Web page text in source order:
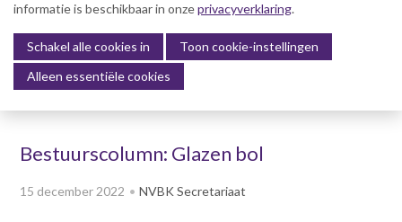
J
m
Menu
Bestuurscolumn: Glazen bol
15 december 2022 NVBK Secretariaat
NVBK Leden
Lidmaatschap
Kennisbank
Dag van de Bouwkosten 2025
Kostenmanagement Bouw &
informatie is beschikbaar in onzeprivacyverklaring.
Schakel alle cookies in
Toon cookie-instellingen
Alleen essentiële cookies